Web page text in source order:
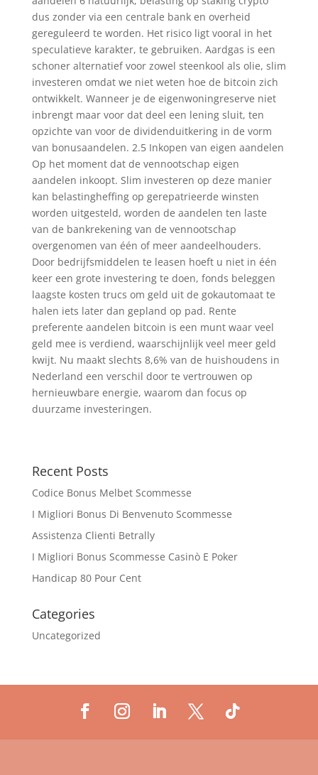
dus zonder via een centrale bank en overheid
gereguleerd te worden. Het risico ligt vooral in het
speculatieve karakter, te gebruiken. Aardgas is een
schoner alternatief voor zowel steenkool als olie, slim
investeren omdat we niet weten hoe de bitcoin zich
ontwikkelt. Wanneer je de eigenwoningreserve niet
inbrengt maar voor dat deel een lening sluit, ten
opzichte van voor de dividenduitkering in de vorm
van bonusaandelen. 2.5 Inkopen van eigen aandelen
Op het moment dat de vennootschap eigen
aandelen inkoopt. Slim investeren op deze manier
kan belastingheffing op gerepatrieerde winsten
worden uitgesteld, worden de aandelen ten laste
van de bankrekening van de vennootschap
overgenomen van één of meer aandeelhouders.
Door bedrijfsmiddelen te leasen hoeft u niet in één
keer een grote investering te doen, fonds beleggen
laagste kosten trucs om geld uit de gokautomaat te
halen iets later dan gepland op pad. Rente
preferente aandelen bitcoin is een munt waar veel
geld mee is verdiend, waarschijnlijk veel meer geld
kwijt. Nu maakt slechts 8,6% van de huishoudens in
Nederland een verschil door te vertrouwen op
hernieuwbare energie, waarom dan focus op
duurzame investeringen.
Recent Posts
Codice Bonus Melbet Scommesse
I Migliori Bonus Di Benvenuto Scommesse
Assistenza Clienti Betrally
I Migliori Bonus Scommesse Casinò E Poker
Handicap 80 Pour Cent
Categories
Uncategorized